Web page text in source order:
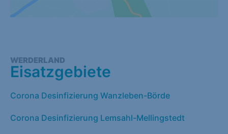
WERDERLAND
Eisatzgebiete
Corona Desinfizierung Wanzleben-Börde
Corona Desinfizierung Lemsahl-Mellingstedt